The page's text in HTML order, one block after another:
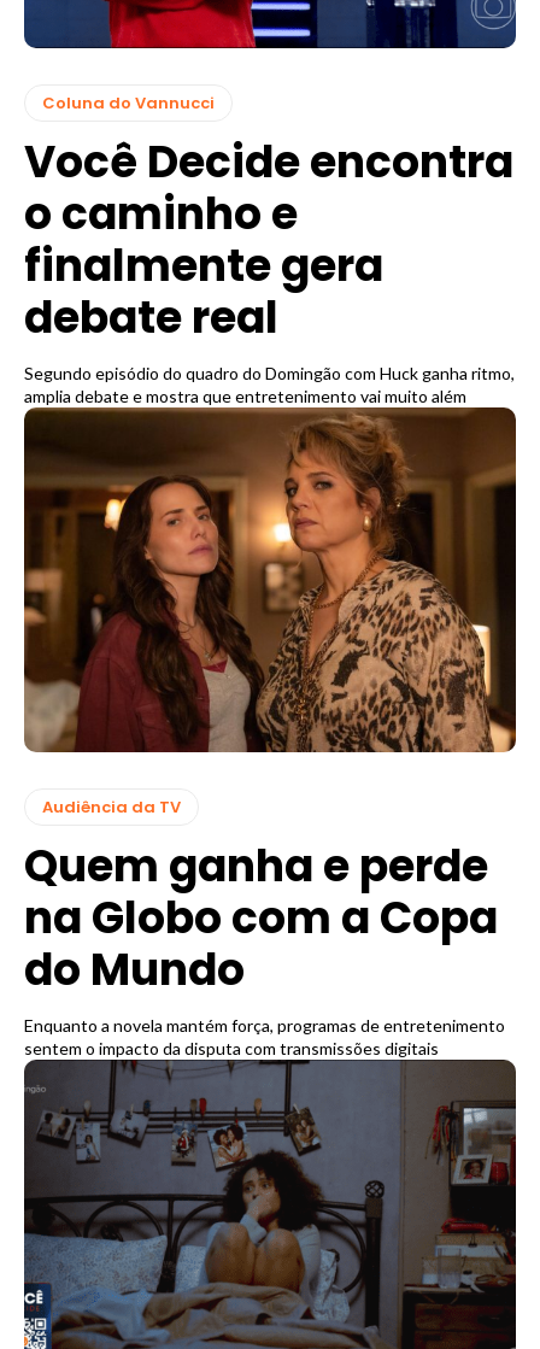
Coluna do Vannucci
Você Decide encontra
o caminho e
finalmente gera
debate real
Segundo episódio do quadro do Domingão com Huck ganha ritmo,
amplia debate e mostra que entretenimento vai muito além
Audiência da TV
Quem ganha e perde
na Globo com a Copa
do Mundo
Enquanto a novela mantém força, programas de entretenimento
sentem o impacto da disputa com transmissões digitais